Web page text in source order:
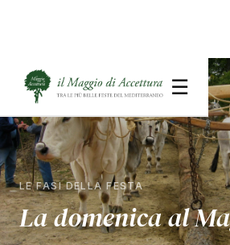
☰
LE FASI DELLA FESTA
La domenica al